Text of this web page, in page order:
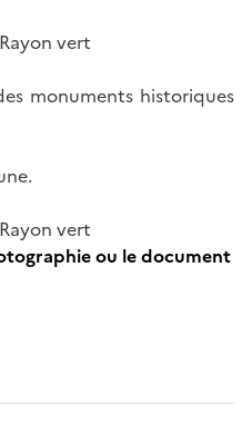
vert
monuments historiques
vert
ou le document